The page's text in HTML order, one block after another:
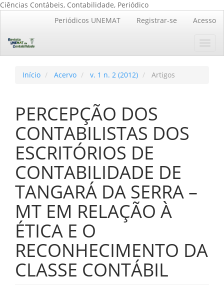
Ciências Contábeis, Contabilidade, Periódico
principal
Barra
Periódicos UNEMAT Registrar-se Acesso
Início Acervo v. 1 n. 2 (2012) Artigos
PERCEPÇÃO DOS
CONTABILISTAS DOS
ESCRITÓRIOS DE
CONTABILIDADE DE
TANGARÁ DA SERRA –
MT EM RELAÇÃO À
ÉTICA E O
RECONHECIMENTO DA
CLASSE CONTÁBIL